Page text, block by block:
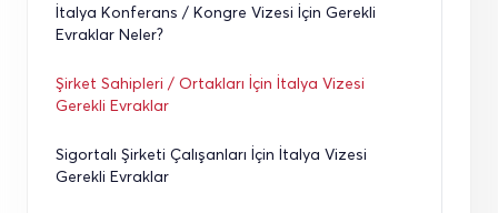
İtalya Konferans / Kongre Vizesi İçin Gerekli
Evraklar Neler?
Şirket Sahipleri / Ortakları İçin İtalya Vizesi
Gerekli Evraklar
Sigortalı Şirketi Çalışanları İçin İtalya Vizesi
Gerekli Evraklar